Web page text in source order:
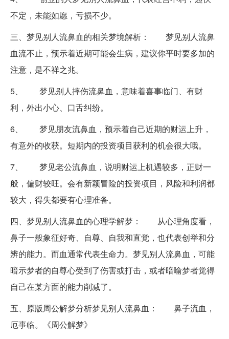
不定，未能如愿，亏损不少。
三、梦见别人流鼻血的相关梦境解析：
梦见别人流鼻
血流不止，预示着近期可能会生病，建议你平时要多加的
注意，是不祥之兆。
5、 梦见别人摔伤流鼻血，意味着喜事临门、有财
利，外出小心、口舌纠纷。
6、 梦见朋友流鼻血，预示着自己近期的财运上升，
有意外的收获。短期内的投资项目获利的机会很大哦。
7、 梦见老公流鼻血，说明财运上机遇较多，正财一
般，偏财较旺。会有新颖冒险的投资项目，风险和利润都
较大，得失都要有心理准备。
四、梦见别人流鼻血的心理学解梦：
从心理角度看，
鼻子一般象征好奇、自尊、自我和直觉，也代表创举和分
辨的能力。而血通常代表生命力。梦见别人流鼻血，可能
暗示梦者的自尊心受到了伤害或打击，或者暗喻梦者觉得
自己在某方面的能力削减了。
五、原版周公解梦分析梦见别人流鼻血：
鼻子流血，
厄事临。《周公解梦》